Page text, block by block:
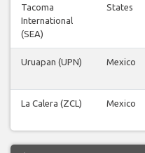
Tacoma
International
(SEA)
States
Uruapan (UPN) Mexico
La Calera (ZCL) Mexico